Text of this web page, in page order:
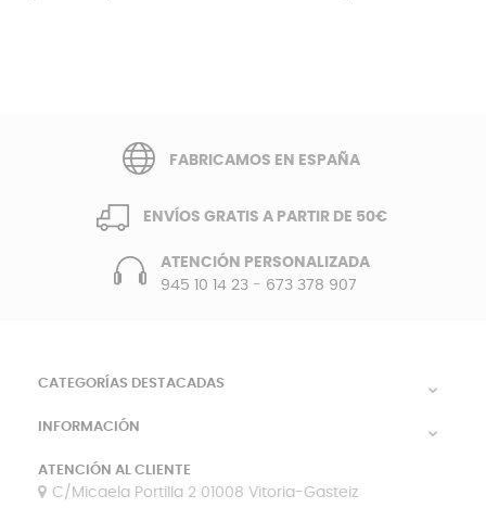
FABRICAMOS EN ESPAÑA
ENVÍOS GRATIS A PARTIR DE 50€
ATENCIÓN PERSONALIZADA
945 10 14 23- 673 378 907
CATEGORÍAS DESTACADAS 
INFORMACIÓN 
ATENCIÓN AL CLIENTE
C/Micaela Portilla 2 01008 Vitoria-Gasteiz